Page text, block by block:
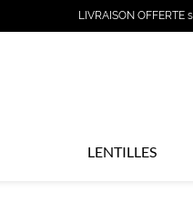
LIVRAISON
LENTILLES